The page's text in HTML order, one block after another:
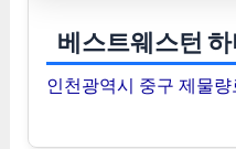
베스트웨스턴
인천광역시 중구 제물